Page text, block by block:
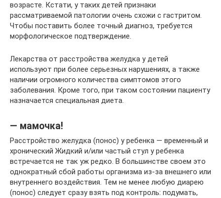
возрасте. Кстати, у таких детей признаки
рассматриваемой патологии очень схожи с гастритом.
Чтобы поставить более точный диагноз, требуется
морфологическое подтверждение.
Лекарства от расстройства желудка у детей
используют при более серьезных нарушениях, а также
наличии огромного количества симптомов этого
заболевания. Кроме того, при таком состоянии пациенту
назначается специальная диета.
— мамочка!
Расстройство желудка (понос) у ребенка — временный и
хронический Жидкий и/или частый стул у ребенка
встречается не так уж редко. В большинстве своем это
однократный сбой работы организма из-за внешнего или
внутреннего воздействия. Тем не менее любую диарею
(понос) следует сразу взять под контроль: подумать,